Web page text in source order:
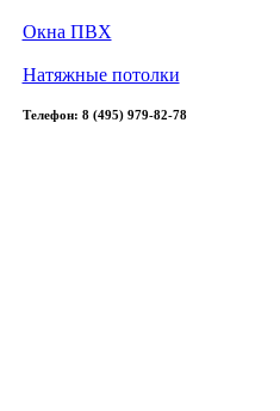
Окна ПВХ
Натяжные потолки
Телефон: 8 (495) 979-82-78